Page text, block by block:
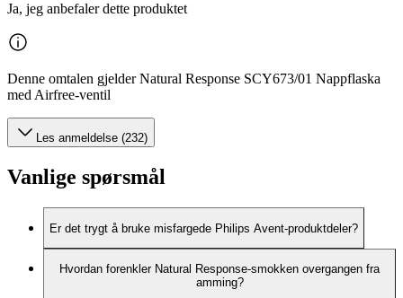
Ja, jeg anbefaler dette produktet
Denne omtalen gjelder Natural Response SCY673/01 Nappflaska
med Airfree-ventil
Les anmeldelse (232)
Vanlige spørsmål
Er det trygt å bruke misfargede Philips Avent-produktdeler?
Hvordan forenkler Natural Response-smokken overgangen fra
amming?